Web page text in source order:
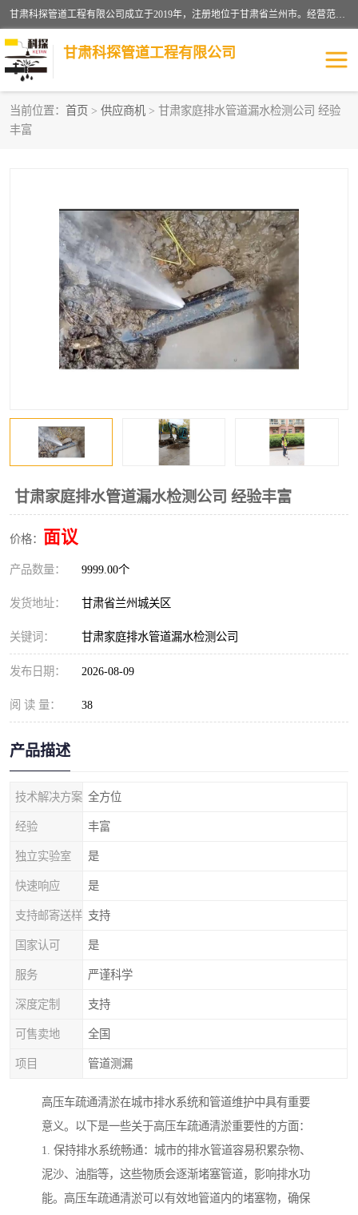
甘肃科探管道工程有限公司成立于2019年，注册地位于甘肃省兰州市。经营范围包括管道安装、清洗、疏通、维修、检测，防水工程，工程钻孔，化粪池清理，暖气安装，给排水管道安装维修，室内外管道如消防、供水、供热管道漏水检测定位，室内外防水堵漏等。
甘肃科探管道工程有限公司
当前位置： 首页 > 供应商机 > 甘肃家庭排水管道漏水检测公司 经验
丰富
甘肃家庭排水管道漏水检测公司 经验丰富
价格： 面议
产品数量： 9999.00个
发货地址： 甘肃省兰州城关区
关键词： 甘肃家庭排水管道漏水检测公司
发布日期： 2026-08-09
阅 读 量： 38
产品描述
技术解决方案 全方位
经验 丰富
独立实验室 是
快速响应 是
支持邮寄送样 支持
国家认可 是
服务 严谨科学
深度定制 支持
可售卖地 全国
项目 管道测漏
高压车疏通清淤在城市排水系统和管道维护中具有重要
意义。以下是一些关于高压车疏通清淤重要性的方面：
1. 保持排水系统畅通：城市的排水管道容易积累杂物、
泥沙、油脂等，这些物质会逐渐堵塞管道，影响排水功
能。高压车疏通清淤可以有效地管道内的堵塞物，确保
管道安装维修
供热管道漏水 排水管道漏水
自来水管漏水 管道疏通
高压车疏通清淤